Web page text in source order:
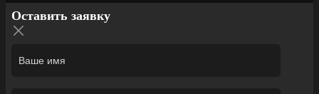
Оставить заявку